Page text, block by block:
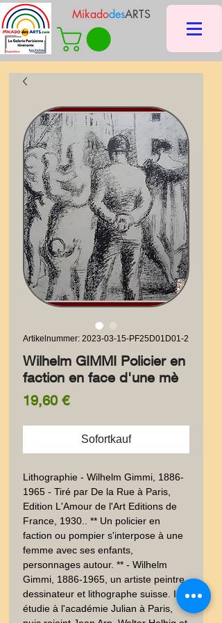
MikadodesARTS
Artikelnummer: 2023-03-15-PF25D01D01-2
Wilhelm GIMMI Policier en
faction en face d'une mè
19,60 €Preis
Sofortkauf
Lithographie - Wilhelm Gimmi, 1886-
1965 - Tiré par De la Rue à Paris,
Edition L'Amour de l'Art Editions de
France, 1930.. ** Un policier en
faction ou pompier s'interpose à une
femme avec ses enfants,
personnages autour. ** - Wilhelm
Gimmi, 1886-1965, un artiste peintre,
dessinateur et lithographe suisse. Il
étudie à l'académie Julian à Paris,